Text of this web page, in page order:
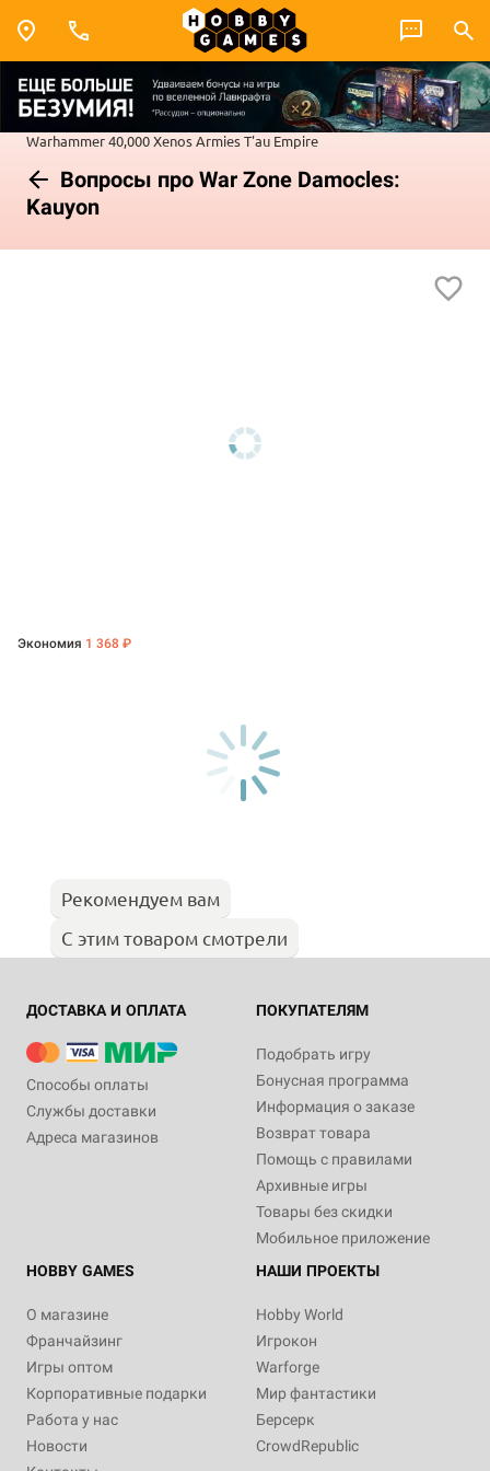
Warhammer 40,000Xenos ArmiesT'au Empire
Вопросы про War Zone Damocles:
Kauyon
Экономия 1 368 ₽
Рекомендуем вам
С этим товаром смотрели
ДОСТАВКА И ОПЛАТА
Способы оплаты
Службы доставки
Адреса магазинов
ПОКУПАТЕЛЯМ
Подобрать игру
Бонусная программа
Информация о заказе
Возврат товара
Помощь с правилами
Архивные игры
Товары без скидки
Мобильное приложение
HOBBY GAMES
О магазине
Франчайзинг
Игры оптом
Корпоративные подарки
Работа у нас
Новости
НАШИ ПРОЕКТЫ
Hobby World
Игрокон
Warforge
Мир фантастики
Берсерк
CrowdRepublic